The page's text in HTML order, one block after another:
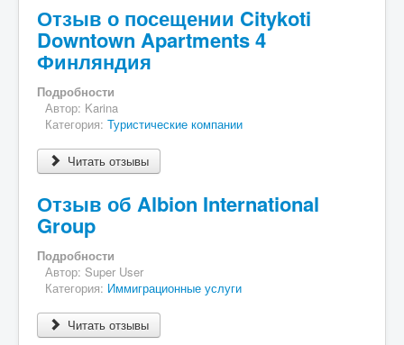
Отзыв о посещении Citykoti
Downtown Apartments 4
Финляндия
Подробности
Автор: Karina
Категория: Туристические компании
Читать отзывы
Отзыв об Albion International
Group
Подробности
Автор: Super User
Категория: Иммиграционные услуги
Читать отзывы